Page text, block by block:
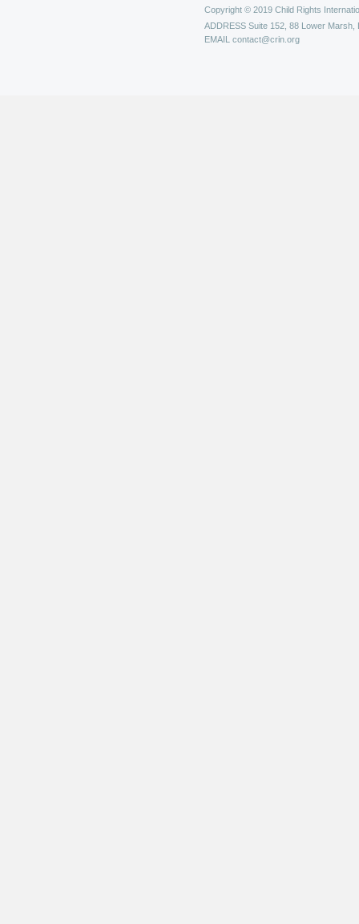
Copyright © 2019 Child Rights
ADDRESS Suite 152, 88 Lower Marsh,
EMAIL contact@crin.org